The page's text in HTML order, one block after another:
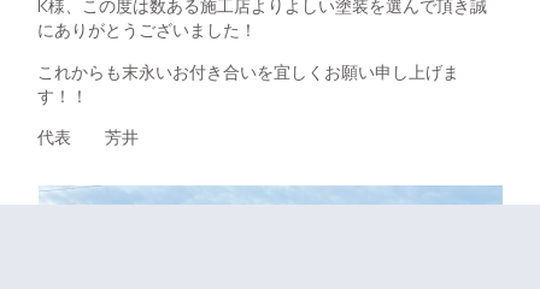
K様、この度は数ある施工店よりよしい塗装を選んで頂き誠
にありがとうございました！
これからも末永いお付き合いを宜しくお願い申し上げま
す！！
代表 芳井